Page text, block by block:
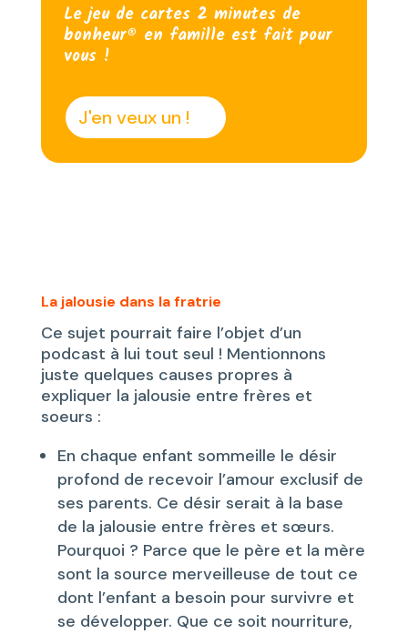
Le jeu de cartes 2 minutes de
bonheur® en famille est fait pour
vous !
J'en veux un !
La jalousie dans la fratrie
Ce sujet pourrait faire l’objet d’un
podcast à lui tout seul ! Mentionnons
juste quelques causes propres à
expliquer la jalousie entre frères et
soeurs :
En chaque enfant sommeille le désir
profond de recevoir l’amour exclusif de
ses parents. Ce désir serait à la base
de la jalousie entre frères et sœurs.
Pourquoi ? Parce que le père et la mère
sont la source merveilleuse de tout ce
dont l’enfant a besoin pour survivre et
se développer. Que ce soit nourriture,